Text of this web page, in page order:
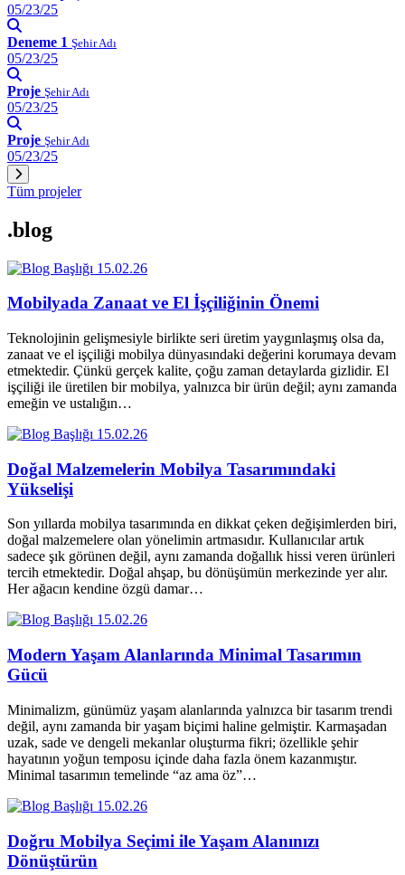
05/23/25
Deneme 1 Şehir Adı
05/23/25
Proje Şehir Adı
05/23/25
Proje Şehir Adı
05/23/25
Tüm projeler
.blog
15.02.26
Mobilyada Zanaat ve El İşçiliğinin Önemi
Teknolojinin gelişmesiyle birlikte seri üretim yaygınlaşmış olsa da,
zanaat ve el işçiliği mobilya dünyasındaki değerini korumaya devam
etmektedir. Çünkü gerçek kalite, çoğu zaman detaylarda gizlidir. El
işçiliği ile üretilen bir mobilya, yalnızca bir ürün değil; aynı zamanda
emeğin ve ustalığın…
15.02.26
Doğal Malzemelerin Mobilya Tasarımındaki
Yükselişi
Son yıllarda mobilya tasarımında en dikkat çeken değişimlerden biri,
doğal malzemelere olan yönelimin artmasıdır. Kullanıcılar artık
sadece şık görünen değil, aynı zamanda doğallık hissi veren ürünleri
tercih etmektedir. Doğal ahşap, bu dönüşümün merkezinde yer alır.
Her ağacın kendine özgü damar…
15.02.26
Modern Yaşam Alanlarında Minimal Tasarımın
Gücü
Minimalizm, günümüz yaşam alanlarında yalnızca bir tasarım trendi
değil, aynı zamanda bir yaşam biçimi haline gelmiştir. Karmaşadan
uzak, sade ve dengeli mekanlar oluşturma fikri; özellikle şehir
hayatının yoğun temposu içinde daha fazla önem kazanmıştır.
Minimal tasarımın temelinde “az ama öz”…
15.02.26
Doğru Mobilya Seçimi ile Yaşam Alanınızı
Dönüştürün